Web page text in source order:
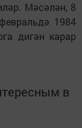
Мәсәлән, 8
1984
дигән карар
в